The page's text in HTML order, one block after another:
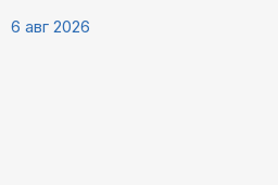
6 авг 2026